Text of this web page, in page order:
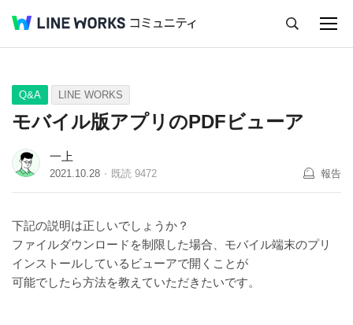
Q&A Tips Ideas
Q&A LINE WORKS
モバイル版アプリのPDFビューア
一上
2021.10.28 既読 9472 報告
下記の説明は正しいでしょうか？
ファイルダウンロードを制限した場合、モバイル端末のプリ
インストールしているビューアで開くことが
可能でしたら方法を教えていただきたいです。